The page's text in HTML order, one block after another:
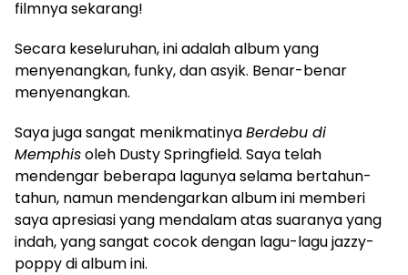
filmnya sekarang!
Secara keseluruhan, ini adalah album yang
menyenangkan, funky, dan asyik. Benar-benar
menyenangkan.
Saya juga sangat menikmatinyaBerdebu di
Memphisoleh Dusty Springfield. Saya telah
mendengar beberapa lagunya selama bertahun-
tahun, namun mendengarkan album ini memberi
saya apresiasi yang mendalam atas suaranya yang
indah, yang sangat cocok dengan lagu-lagu jazzy-
poppy di album ini.